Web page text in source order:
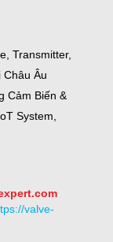
Transmitter,
Châu Âu
Cảm Biến &
System,
valve-